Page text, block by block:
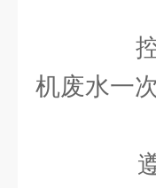
控
机废水一
遵